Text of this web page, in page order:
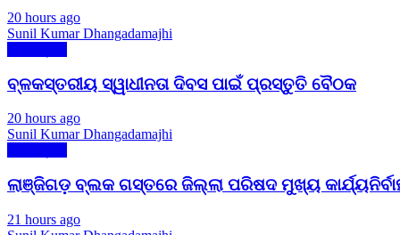
20 hours ago
Sunil Kumar Dhangadamajhi
ବ୍ଳକସ୍ତରୀୟ ସ୍ୱାଧୀନତା ଦିବସ ପାଇଁ ପ୍ରସ୍ତୁତି ବୈଠକ
20 hours ago
Sunil Kumar Dhangadamajhi
ଲାଞ୍ଜିଗଡ଼ ବ୍ଲକ ଗସ୍ତରେ ଜିଲ୍ଲା ପରିଷଦ ମୁଖ୍ୟ
21 hours ago